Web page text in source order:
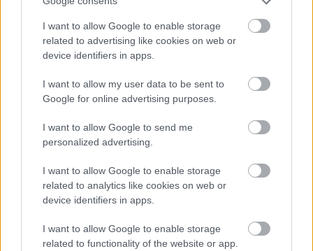
I want to allow Google to enable storage
related to advertising like cookies on web or
device identifiers in apps.
I want to allow my user data to be sent to
Google for online advertising purposes.
I want to allow Google to send me
personalized advertising.
I want to allow Google to enable storage
related to analytics like cookies on web or
device identifiers in apps.
I want to allow Google to enable storage
related to functionality of the website or app.
műemlékek, köztük a különleges Műromok, valamint a közeli
Várkanyarban álló Nepomuki Szent János híd és szobor is.
M1 bővítés: már zajlik a teljesen új
Új gyalogosátkelők és jelzőlámpás
csomópont épül Angyalföldön
Másfélszeresére bővítik
Hódmezővásárhely jó hírű református
iskoláját